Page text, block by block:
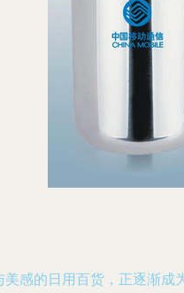
感的日用百货，正逐渐